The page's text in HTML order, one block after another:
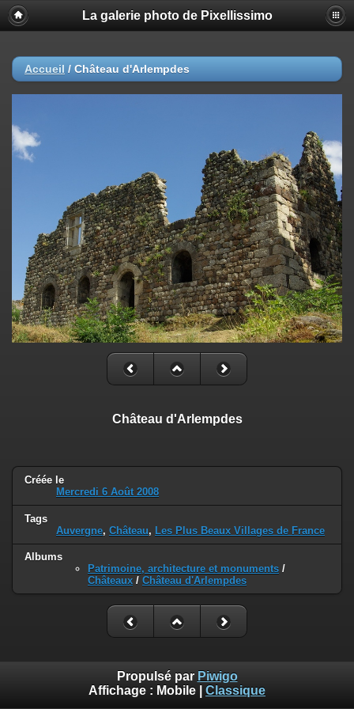
La galerie photo de Pixellissimo
Accueil / Château d'Arlempdes
Château d'Arlempdes
Créée le
Mercredi 6 Août 2008
Tags
Auvergne, Château, Les Plus Beaux Villages de France
Albums
Patrimoine, architecture et monuments /
Châteaux / Château d'Arlempdes
Propulsé par Piwigo
Affichage : Mobile Classique